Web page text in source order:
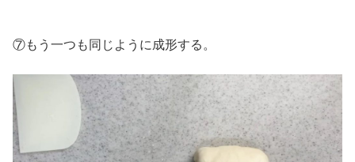
⑦もう一つも同じように成形する。